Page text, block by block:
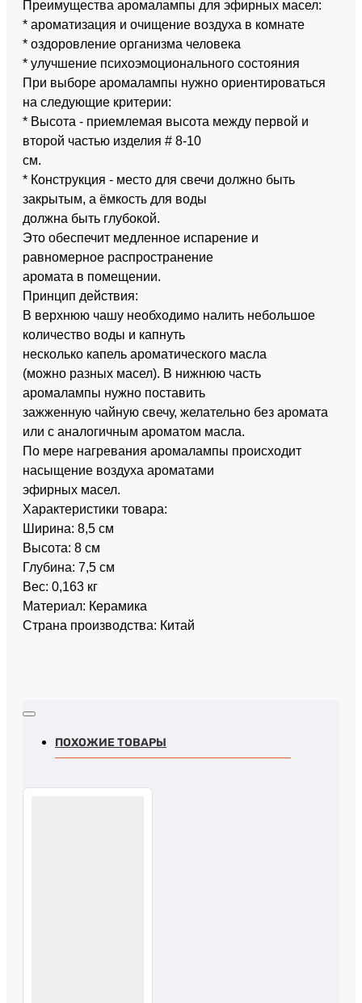
Преимущества аромалампы для эфирных масел:
* ароматизация и очищение воздуха в комнате
* оздоровление организма человека
* улучшение психоэмоционального состояния
При выборе аромалампы нужно ориентироваться
на следующие критерии:
* Высота - приемлемая высота между первой и
второй частью изделия # 8-10
см.
* Конструкция - место для свечи должно быть
закрытым, а ёмкость для воды
должна быть глубокой.
Это обеспечит медленное испарение и
равномерное распространение
аромата в помещении.
Принцип действия:
В верхнюю чашу необходимо налить небольшое
количество воды и капнуть
несколько капель ароматического масла
(можно разных масел). В нижнюю часть
аромалампы нужно поставить
зажженную чайную свечу, желательно без аромата
или с аналогичным ароматом масла.
По мере нагревания аромалампы происходит
насыщение воздуха ароматами
эфирных масел.
Характеристики товара:
Ширина: 8,5 см
Высота: 8 см
Глубина: 7,5 см
Вес: 0,163 кг
Материал: Керамика
Страна производства: Китай
ПОХОЖИЕ ТОВАРЫ